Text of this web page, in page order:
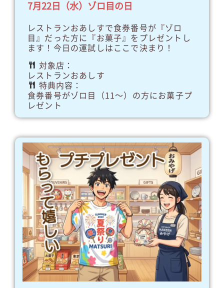
7月22日（水）ゾロ目の日
レストランおあしすで食券番号が『ゾロ
目』だった方に『お菓子』をプレゼントし
ます！今日の運試しはここで決まり！
対象店：
レストランおあしす
特典内容：
食券番号がゾロ目（11～）の方にお菓子プ
レゼント